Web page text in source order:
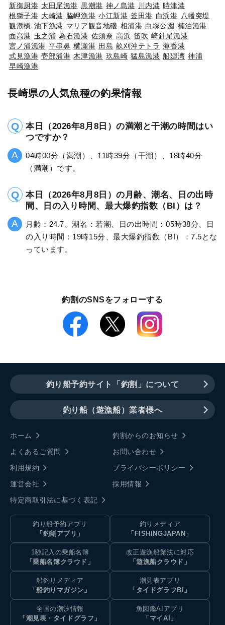
新御厨港 太田尾漁港 黒潮港 神ノ島港 川内港 時津港
根獅子港 大崎港 脇岬漁港 小江新港 釜田港 白浜港 八幡突堤
観潮橋 池下漁港 マリア観音地磯 相浦港 白塚公園 楠泊漁港
面高港 玉之浦 為石漁港 佐須奈 高浜 笛吹 崎針尾漁港
宮ノ浦漁港 平串鼻 横瀬港 田島 畝刈沖テトラ 薄香港
式見漁港 壱部浦港 木津漁港 玖島崎 猛島漁港 船廻湾 神浦
早崎漁港
長崎県の人気魚種の釣果情報
本日（2026年8月8日）の満潮と干潮の時間はい
つですか？
04時00分（満潮）、11時39分（干潮）、18時40分
（満潮）です。
本日（2026年8月8日）の月齢、潮名、日の出時
間、日の入り時間、最大爆釣指数（BI）は？
月齢：24.7、潮名：若潮、日の出時間：05時38分、日
の入り時間：19時15分、最大爆釣指数（BI）：7.5とな
っています。
釣割のSNSをフォローする
釣り船予約サイト「釣割」について
釣り船（遊漁船）業者様へ
ホーム
釣割からのお知らせ
よくあるご質問
お問い合わせ
利用規約
プライバシーポリシー
運営会社
採用情報
特定商取引法に基づく表記
釣り船予約アプリ
「釣割アプリ」
釣りメディア
「FISHINGJAPAN」
1秒記入の乗船名簿
「乗船名簿クラウド」
改正遊漁船業法に対応
「遊漁船クラウド」
船釣りメディア
「船釣りマガジン」
潮見表アプリ
「タイドグラフBI」
全国の潮汐情報
「潮見表・タイドグラフ」
魚図鑑AIアプリ
「マイAI」